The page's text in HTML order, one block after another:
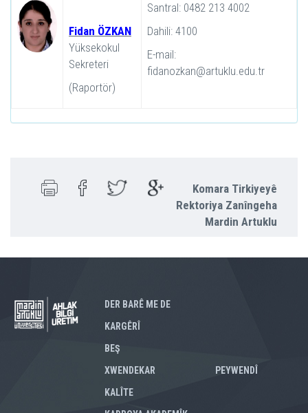
Fidan ÖZKAN
Yüksekokul
Sekreteri
(Raportör)
Santral: 0482 213 4002
Dahili: 4100
E-mail:
fidanozkan@artuklu.edu.tr
Komara Tirkiyeyê
Rektoriya Zanîngeha
Mardin Artuklu
DER BARÊ ME DE
KARGÊRÎ
BEŞ
XWENDEKAR
KALÎTE
PEYWENDÎ